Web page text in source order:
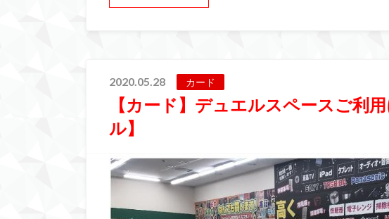
2020.05.28 カード
【カード】デュエルスペースご利
ル】